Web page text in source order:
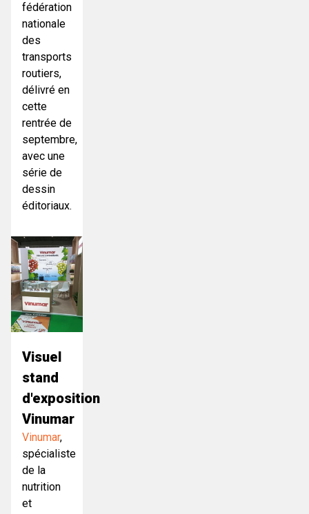
fédération
nationale
des
transports
routiers,
délivré en
cette
rentrée de
septembre,
avec une
série de
dessin
éditoriaux.
Visuel
stand
d'exposition
Vinumar
Vinumar,
spécialiste
de la
nutrition
et